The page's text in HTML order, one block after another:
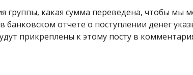
группы, какая сумма переведена, чтобы мы
банковском отчете о поступлении денег
прикреплены к этому посту в